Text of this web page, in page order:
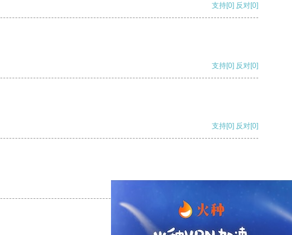
支持[0] 反对[0]
支持[0] 反对[0]
支持[0] 反对[0]